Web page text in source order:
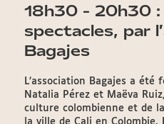
18h30 - 20h30
spectacles, par
Bagajes
L’association Bagajes a
Natalia Pérez et Maëva
culture colombienne et de